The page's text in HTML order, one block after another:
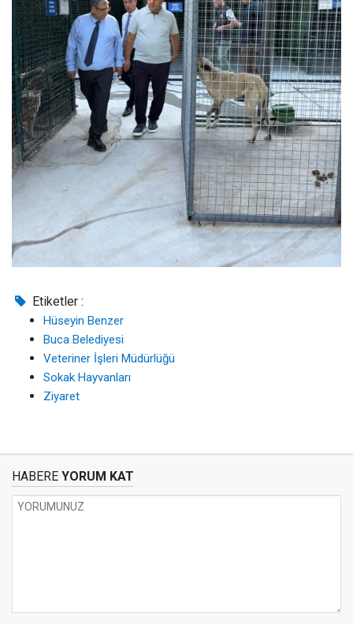
Etiketler :
Hüseyin Benzer
Buca Belediyesi
Veteriner İşleri Müdürlüğü
Sokak Hayvanları
Ziyaret
HABERE YORUM KAT